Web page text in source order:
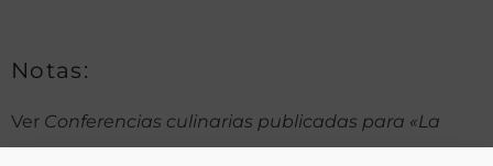
Notas:
Ver Conferencias culinarias publicadas para «La